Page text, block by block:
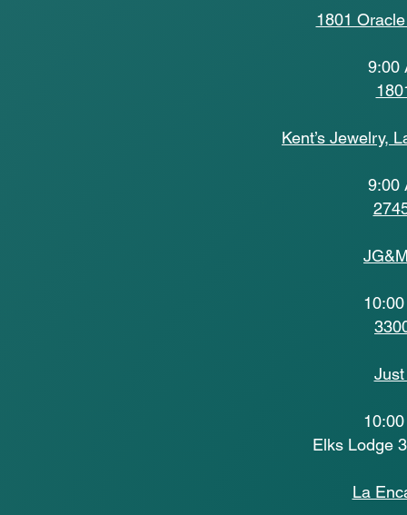
1801
9:00
Kent’s Jewelry,
9:00
Elks Lodge
La